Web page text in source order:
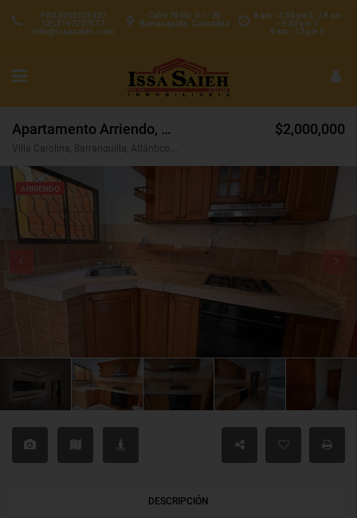
8 am - 4:30 pm L-J 8 am
- 5:00 pm V
8 am - 12 pm S
Calle 70 No. 57 - 25
Barranquilla, Colombia
PBX 6053533427
CEL3157227537
info@issasaieh.com
Apartamento Arriendo, Villa Carolina, Barranquilla (31158)
Villa Carolina, Barranquilla, Atlántico, Colombia
$2,000,000
ARRIENDO
DESCRIPCIÓN